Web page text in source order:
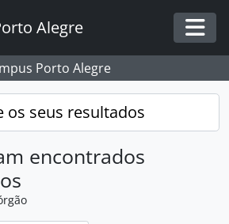
Alegre
Porto Alegre
os seus resultados
encontrados